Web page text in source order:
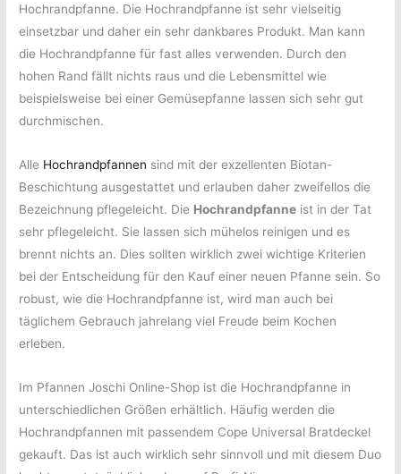
Hochrandpfanne. Die Hochrandpfanne ist sehr vielseitig
einsetzbar und daher ein sehr dankbares Produkt. Man kann
die Hochrandpfanne für fast alles verwenden. Durch den
hohen Rand fällt nichts raus und die Lebensmittel wie
beispielsweise bei einer Gemüsepfanne lassen sich sehr gut
durchmischen.
Alle Hochrandpfannen sind mit der exzellenten Biotan-
Beschichtung ausgestattet und erlauben daher zweifellos die
Bezeichnung pflegeleicht. Die Hochrandpfanne ist in der Tat
sehr pflegeleicht. Sie lassen sich mühelos reinigen und es
brennt nichts an. Dies sollten wirklich zwei wichtige Kriterien
bei der Entscheidung für den Kauf einer neuen Pfanne sein. So
robust, wie die Hochrandpfanne ist, wird man auch bei
täglichem Gebrauch jahrelang viel Freude beim Kochen
erleben.
Im Pfannen Joschi Online-Shop ist die Hochrandpfanne in
unterschiedlichen Größen erhältlich. Häufig werden die
Hochrandpfannen mit passendem Cope Universal Bratdeckel
gekauft. Das ist auch wirklich sehr sinnvoll und mit diesem Duo